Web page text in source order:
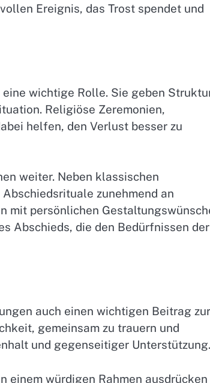
Ereignis, das Trost spendet und
wichtige Rolle. Sie geben
Religiöse Zeremonien,
helfen, den Verlust besser zu
weiter. Neben klassischen
zunehmend an
mit persönlichen
Abschieds, die den Bedürfnissen der
auch einen wichtigen Beitrag zur
gemeinsam zu trauern und
und gegenseitiger Unterstützung.
einem würdigen Rahmen ausdrücken